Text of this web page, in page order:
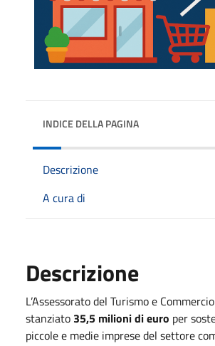
INDICE DELLA PAGINA
Descrizione
A cura di
Descrizione
L’Assessorato del Turismo e
stanziato 35,5 milioni di euro per
piccole e medie imprese del settore